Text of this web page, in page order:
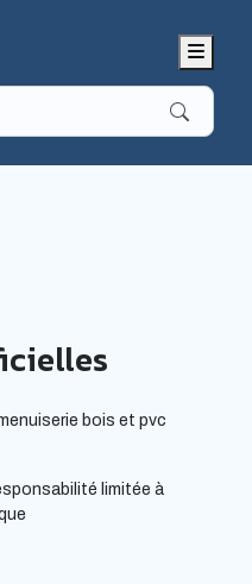
Menu
bois et pvc
limitée à